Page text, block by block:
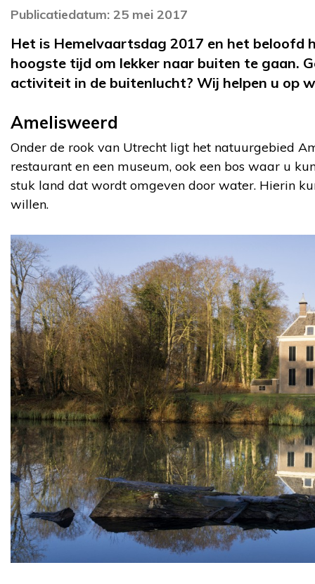
Publicatiedatum: 25 mei 2017
Het is Hemelvaartsdag 2017 en het beloofd
hoogste tijd om lekker naar buiten te gaan.
activiteit in de buitenlucht? Wij helpen u op
Amelisweerd
Onder de rook van Utrecht ligt het natuurgebied
restaurant en een museum, ook een bos waar u
stuk land dat wordt omgeven door water. Hierin
willen.